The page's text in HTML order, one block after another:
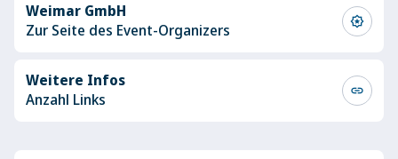
Weimar GmbH
Zur Seite des Event-Organizers
award_star
Weitere Infos
Anzahl Links
link